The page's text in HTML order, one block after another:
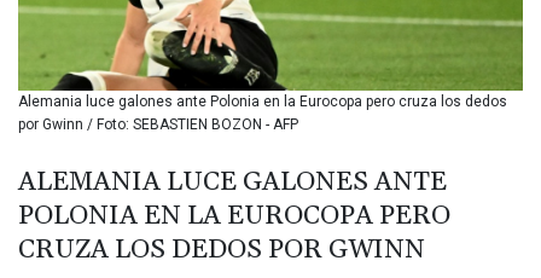
BZD 2.318271
CAD 1.61333
CDF
2615.761404
CHF 0.93588
CLP
CNY 7.801146
CNH 7.796152
Alemania luce galones ante Polonia en la Eurocopa pero cruza los dedos
por Gwinn / Foto: SEBASTIEN BOZON - AFP
ALEMANIA LUCE GALONES ANTE
POLONIA EN LA EUROCOPA PERO
CRUZA LOS DEDOS POR GWINN